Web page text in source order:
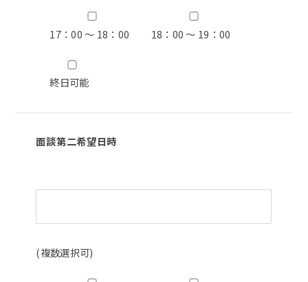
17：00 ～ 18：00 18：00 ～ 19：00
終日可能
面談第二希望日時
(複数選択可)